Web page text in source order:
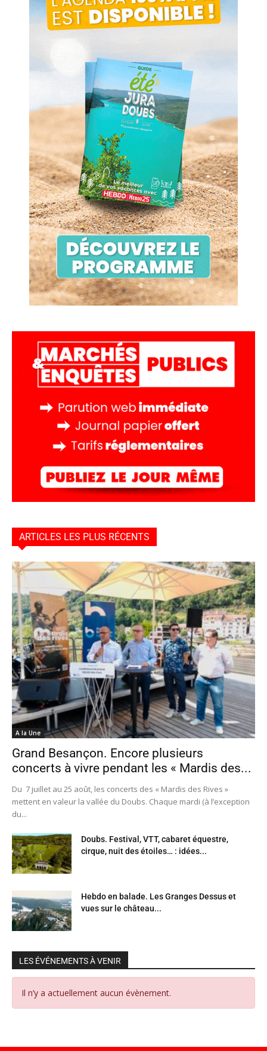
ARTICLES LES PLUS RÉCENTS
A la Une
Grand Besançon. Encore plusieurs
concerts à vivre pendant les « Mardis des...
Du 7 juillet au 25 août, les concerts des « Mardis des Rives »
mettent en valeur la vallée du Doubs. Chaque mardi (à l’exception
du...
Doubs. Festival, VTT, cabaret équestre,
cirque, nuit des étoiles… : idées...
Hebdo en balade. Les Granges Dessus et
vues sur le château...
LES ÉVÉNEMENTS À VENIR
Il n’y a actuellement aucun évènement.